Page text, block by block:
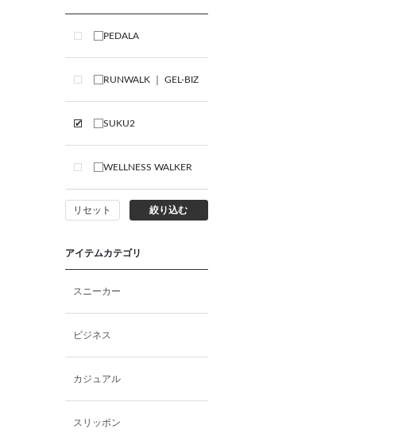
PEDALA
RUNWALK ｜ GEL-BIZ
SUKU2
WELLNESS WALKER
リセット 絞り込む
アイテムカテゴリ
スニーカー
ビジネス
カジュアル
スリッポン